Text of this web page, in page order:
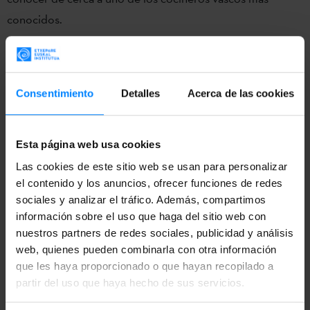
Consentimiento Detalles Acerca de las cookies
Esta página web usa cookies
Las cookies de este sitio web se usan para personalizar
el contenido y los anuncios, ofrecer funciones de redes
sociales y analizar el tráfico. Además, compartimos
información sobre el uso que haga del sitio web con
nuestros partners de redes sociales, publicidad y análisis
web, quienes pueden combinarla con otra información
que les haya proporcionado o que hayan recopilado a
partir del uso que haya hecho de sus servicios.
conocidos.
Marzo será, sin duda, un buen mes para la cocina vasca.
Por un lado, Washington DC acogerá el festivalIberian
Suite: global arts remix festival del 2 al 24 de marzo, donde
Hasier Etxeberriapresentará dos películas sobre cocina y
con el apoyo del Instituto Vasco Etxepare.
Iberian Suiteen unfestival internacionalque fusiona
diferentes disciplinas artísticas: teatro, danza, música, artes
visuales, literatura, diseño, cocina y cine se fusionan en el
The Kennedy Centerde Washington. El periodista,
documentalista y escritor de varios libros de cocina vasca
Hasier Etxeberria presentará dos documentales